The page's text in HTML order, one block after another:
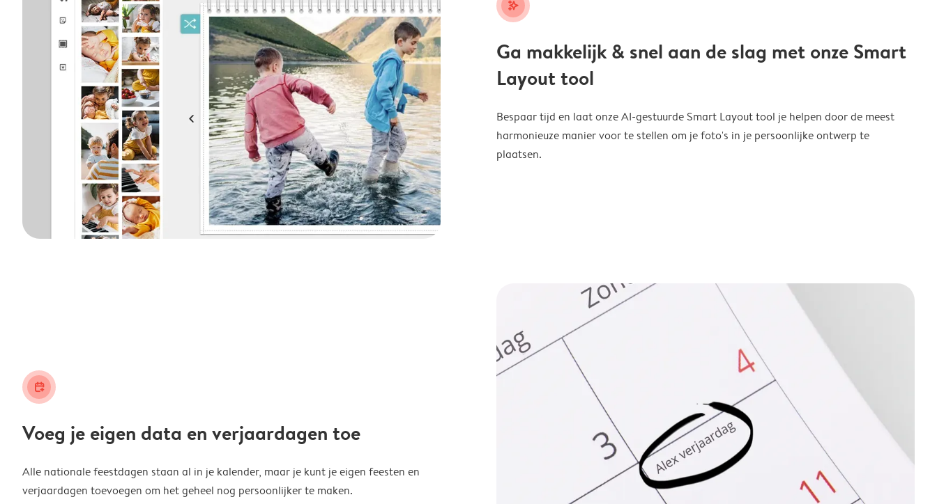
stars_plus
Ga makkelijk & snel aan de slag met onze Smart
Layout tool
Bespaar tijd en laat onze AI-gestuurde Smart Layout tool je helpen door de meest
harmonieuze manier voor te stellen om je foto's in je persoonlijke ontwerp te
plaatsen.
calendar_plus
Voeg je eigen data en verjaardagen toe
Alle nationale feestdagen staan al in je kalender, maar je kunt je eigen feesten en
verjaardagen toevoegen om het geheel nog persoonlijker te maken.